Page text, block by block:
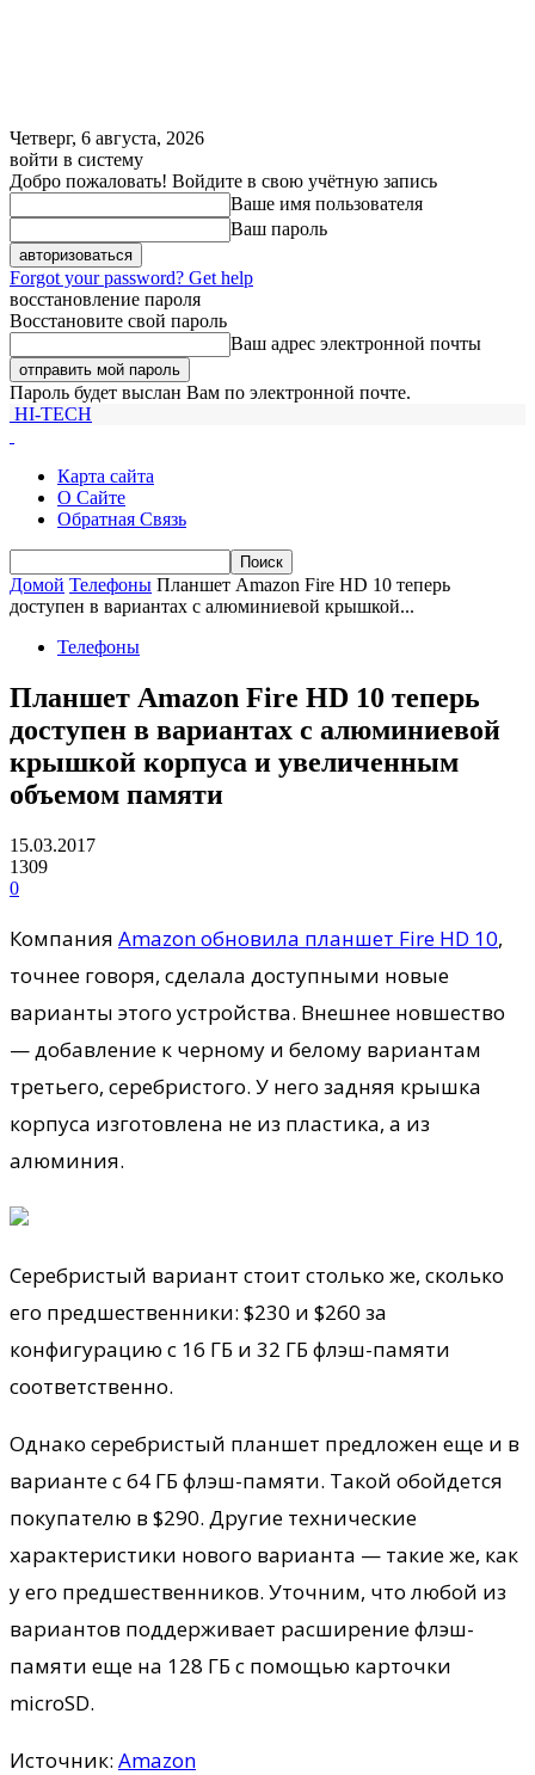
Четверг, 6 августа, 2026
войти в систему
Добро пожаловать! Войдите в свою учётную запись
Ваше имя пользователя
Ваш пароль
Forgot your password? Get help
восстановление пароля
Восстановите свой пароль
Ваш адрес электронной почты
Пароль будет выслан Вам по электронной почте.
HI-TECH
Карта сайта
О Сайте
Обратная Связь
Домой Телефоны Планшет Amazon Fire HD 10 теперь
доступен в вариантах с алюминиевой крышкой...
Телефоны
Планшет Amazon Fire HD 10 теперь
доступен в вариантах с алюминиевой
крышкой корпуса и увеличенным
объемом памяти
15.03.2017
1309
0
Компания Amazon обновила планшет Fire HD 10,
точнее говоря, сделала доступными новые
варианты этого устройства. Внешнее новшество
— добавление к черному и белому вариантам
третьего, серебристого. У него задняя крышка
корпуса изготовлена не из пластика, а из
алюминия.
Серебристый вариант стоит столько же, сколько
его предшественники: $230 и $260 за
конфигурацию с 16 ГБ и 32 ГБ флэш-памяти
соответственно.
Однако серебристый планшет предложен еще и в
варианте с 64 ГБ флэш-памяти. Такой обойдется
покупателю в $290. Другие технические
характеристики нового варианта — такие же, как
у его предшественников. Уточним, что любой из
вариантов поддерживает расширение флэш-
памяти еще на 128 ГБ с помощью карточки
microSD.
Источник: Amazon